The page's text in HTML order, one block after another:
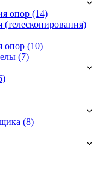
опор (14)
опор (10)
(7)
(8)